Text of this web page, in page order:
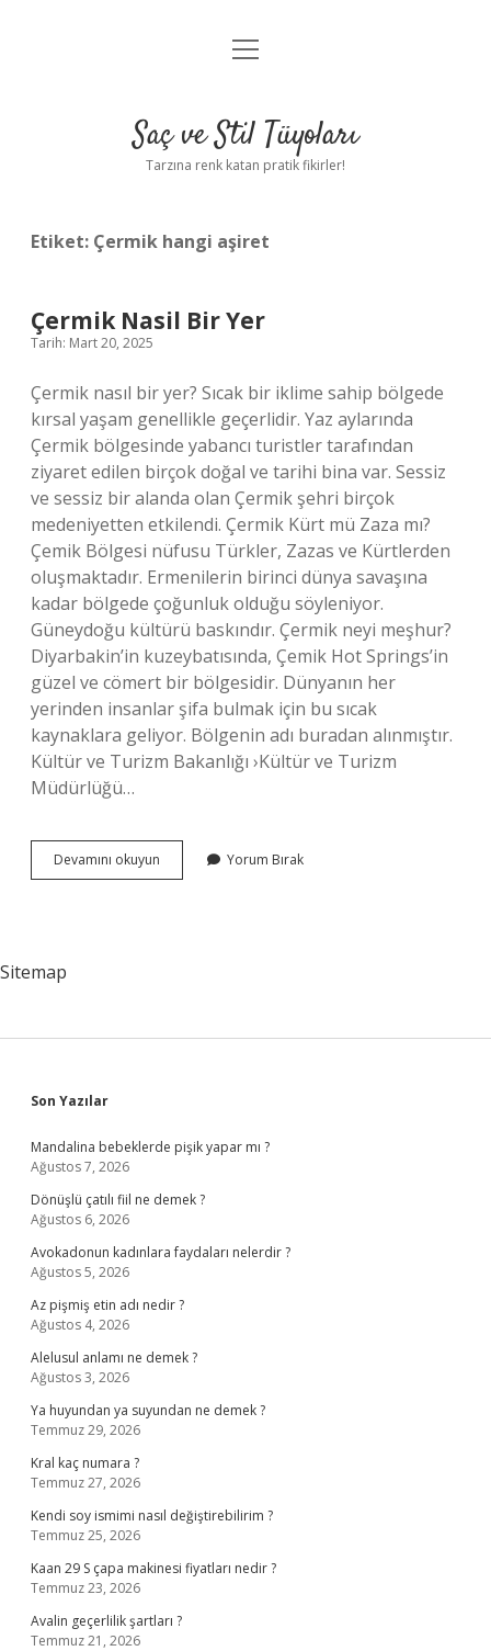
Anasayfa
Yasal Uyarı
menüyü
Saç ve Stil Tüyoları
Tarzına renk katan pratik fikirler!
Etiket: Çermik hangi aşiret
Çermik Nasil Bir Yer
Tarih: Mart 20, 2025
Çermik nasıl bir yer? Sıcak bir iklime sahip bölgede
kırsal yaşam genellikle geçerlidir. Yaz aylarında
Çermik bölgesinde yabancı turistler tarafından
ziyaret edilen birçok doğal ve tarihi bina var. Sessiz
ve sessiz bir alanda olan Çermik şehri birçok
medeniyetten etkilendi. Çermik Kürt mü Zaza mı?
Çemik Bölgesi nüfusu Türkler, Zazas ve Kürtlerden
oluşmaktadır. Ermenilerin birinci dünya savaşına
kadar bölgede çoğunluk olduğu söyleniyor.
Güneydoğu kültürü baskındır. Çermik neyi meşhur?
Diyarbakin’in kuzeybatısında, Çemik Hot Springs’in
güzel ve cömert bir bölgesidir. Dünyanın her
yerinden insanlar şifa bulmak için bu sıcak
kaynaklara geliyor. Bölgenin adı buradan alınmıştır.
Kültür ve Turizm Bakanlığı ›Kültür ve Turizm
Müdürlüğü…
Devamını okuyun
Nasil
Yorum Bırak
Sitemap
Sidebar
Son Yazılar
Mandalina bebeklerde pişik yapar mı ?
Ağustos 7, 2026
Dönüşlü çatılı fiil ne demek ?
Ağustos 6, 2026
Avokadonun kadınlara faydaları nelerdir ?
Ağustos 5, 2026
Az pişmiş etin adı nedir ?
Ağustos 4, 2026
Alelusul anlamı ne demek ?
Ağustos 3, 2026
Ya huyundan ya suyundan ne demek ?
Temmuz 29, 2026
Kral kaç numara ?
Temmuz 27, 2026
Kendi soy ismimi nasıl değiştirebilirim ?
Temmuz 25, 2026
Kaan 29 S çapa makinesi fiyatları nedir ?
Temmuz 23, 2026
Avalin geçerlilik şartları ?
Temmuz 21, 2026